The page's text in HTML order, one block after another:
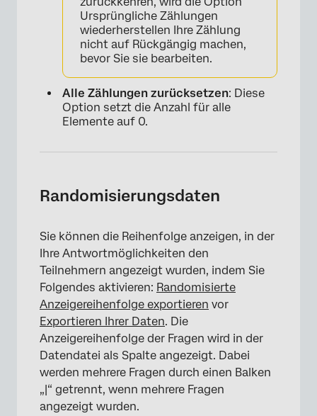
×
Ursprüngliche Zählungen
wiederherstellen Ihre Zählung
nicht auf Rückgängig machen,
bevor Sie sie bearbeiten.
Alle Zählungen zurücksetzen: Diese
Option setzt die Anzahl für alle
Elemente auf 0.
Randomisierungsdaten
Sie können die Reihenfolge anzeigen, in der
Ihre Antwortmöglichkeiten den
Teilnehmern angezeigt wurden, indem Sie
Folgendes aktivieren: Randomisierte
Anzeigereihenfolge exportieren vor
Exportieren Ihrer Daten. Die
Anzeigereihenfolge der Fragen wird in der
Datendatei als Spalte angezeigt. Dabei
werden mehrere Fragen durch einen Balken
„|“ getrennt, wenn mehrere Fragen
angezeigt wurden.